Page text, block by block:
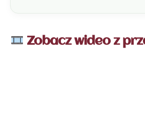
Zobacz wideo z